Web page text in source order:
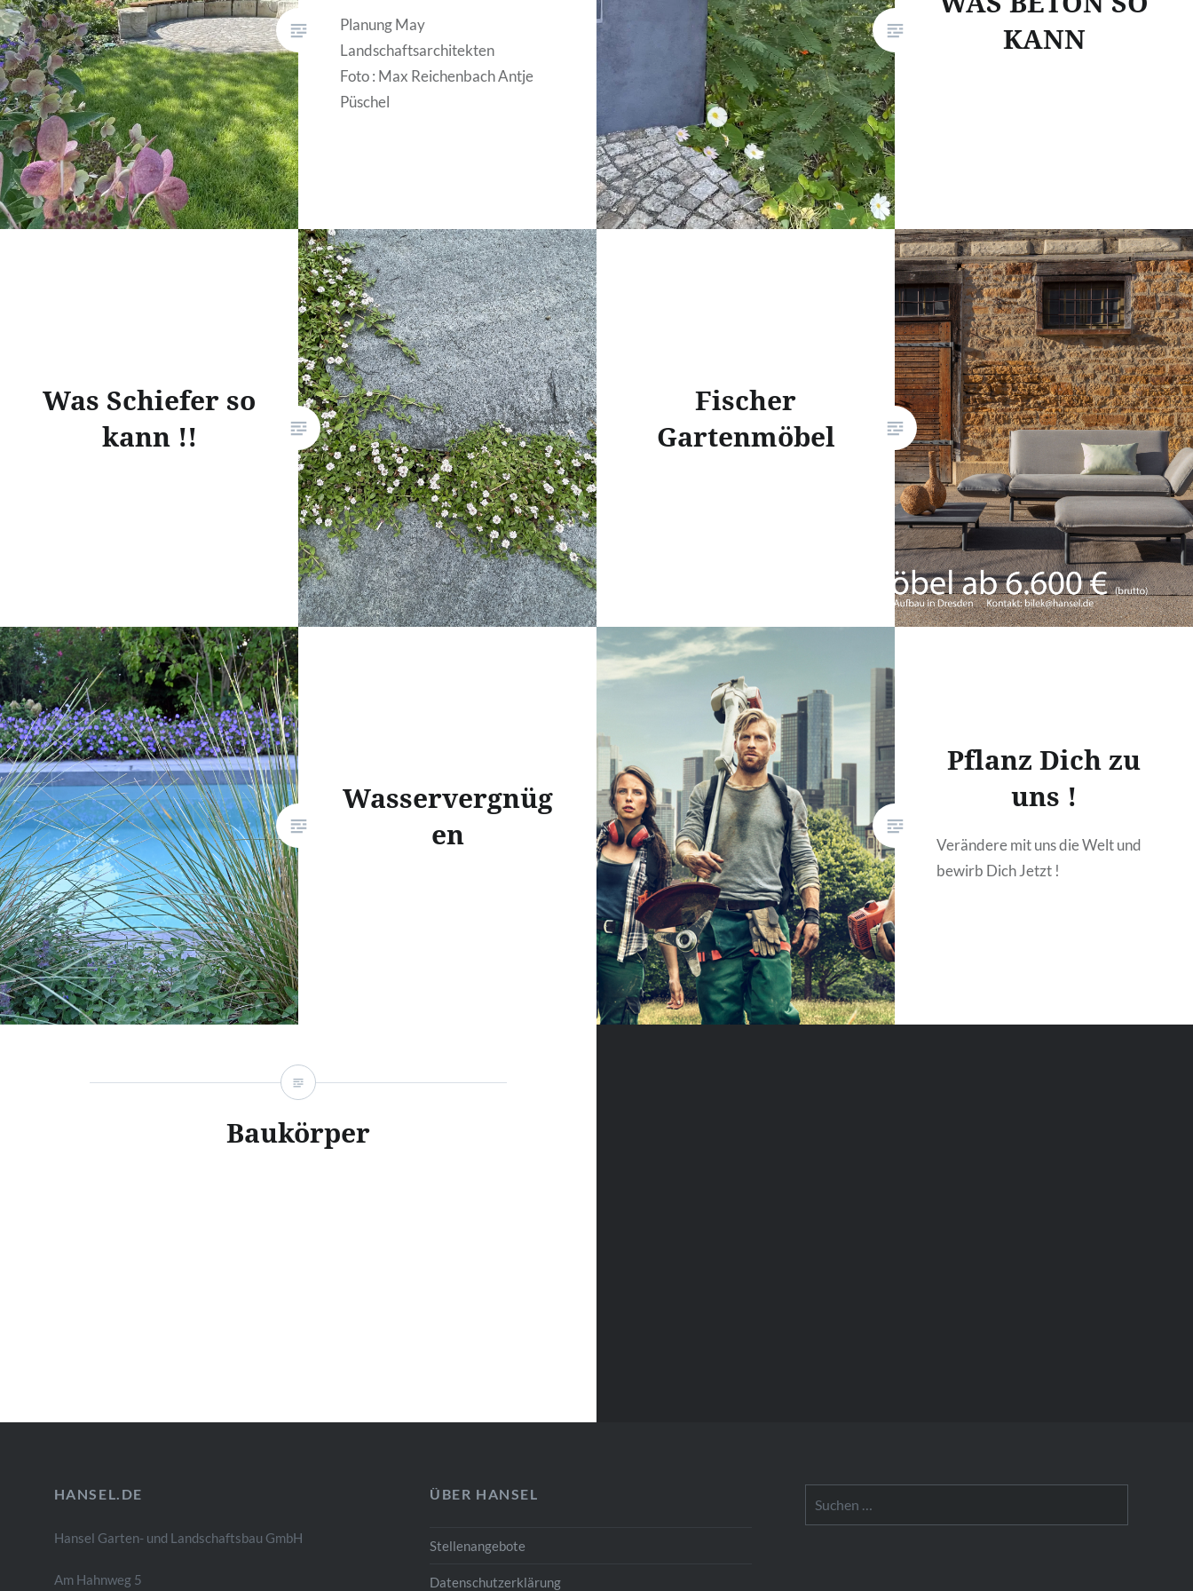
Planung May
Landschaftsarchitekten
Foto : Max Reichenbach Antje
Püschel
KANN
Was Schiefer so
kann !!
Fischer
Gartenmöbel
Wasservergnüg
en
Pflanz Dich zu
uns !
Verändere mit uns die Welt und
bewirb Dich Jetzt !
Baukörper
HANSEL.DE
Hansel Garten- und Landschaftsbau GmbH
Am Hahnweg 5
ÜBER HANSEL
Stellenangebote
Datenschutzerklärung
nach: